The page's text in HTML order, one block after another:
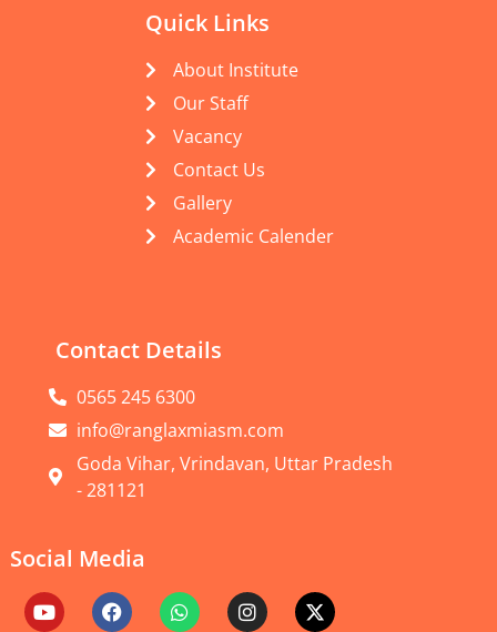
Quick Links
About Institute
Our Staff
Vacancy
Contact Us
Gallery
Academic Calender
Contact Details
0565 245 6300
info@ranglaxmiasm.com
Goda Vihar, Vrindavan, Uttar Pradesh
- 281121
Social Media